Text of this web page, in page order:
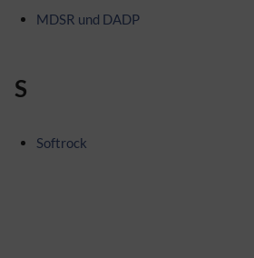
MDSR und DADP
S
Softrock